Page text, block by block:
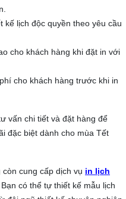
kế lịch độc quyền theo yêu cầu
cho khách hàng khi đặt in với
cho khách hàng trước khi in
vấn chi tiết và đặt hàng để
đặc biệt dành cho mùa Tết
cung cấp dịch vụ in lịch
có thể tự thiết kế mẫu lịch